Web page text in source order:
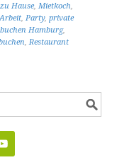
Hause, Mietkoch
Party,private
Hamburg,
Restaurant